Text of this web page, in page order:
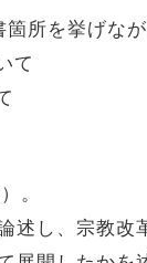
所を挙げな
て
。
し、宗教改